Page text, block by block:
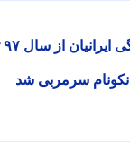
روایتی تکان دهنده از وضعت اقتصادی و زندگی ایرانیان از سال ۹۷ تا
سرمربی شد